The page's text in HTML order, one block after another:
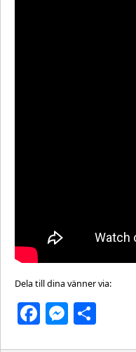
Dela till dina vänner via:
Facebook